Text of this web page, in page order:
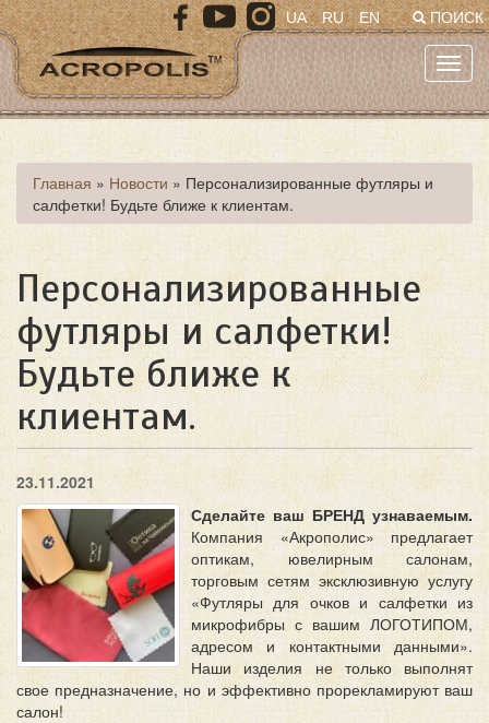
Перейти
к
основному
содержанию
ПОИСК
UA RU EN
Вы
здесь
Главная » Новости » Персонализированные футляры и
салфетки! Будьте ближе к клиентам.
Персонализированные
футляры и салфетки!
Будьте ближе к
клиентам.
23.11.2021
Сделайте ваш БРЕНД узнаваемым.
Компания «Акрополис» предлагает
оптикам, ювелирным салонам,
торговым сетям эксклюзивную услугу
«Футляры для очков и салфетки из
микрофибры с вашим ЛОГОТИПОМ,
адресом и контактными данными».
Наши изделия не только выполнят
свое предназначение, но и эффективно прорекламируют ваш
салон!